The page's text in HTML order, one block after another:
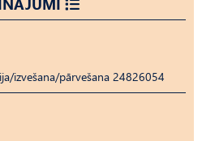
izvešana/pārvešana 24826054